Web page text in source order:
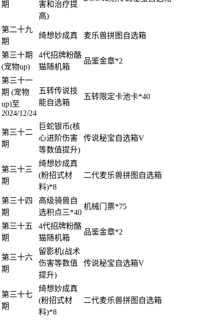
期
害和治疗提
高)
第二十九
期
绮想妙成真 麦乐兽拼图自选箱
第三十期
(宠物up)
4代招牌粉酪
猫随机箱
品鉴金章*2
第三十一
期 (宠物
up)至
2024/12/24
五转传说技
能自选箱
五转限定卡池卡*40
第三十二
期
巨蛇银币(核
心进阶伤害
等数值提升)
传说秘宝自选箱V
第三十三
期
绮想妙成真
(粉招式材
料)*8
二代麦乐兽拼图自选箱
第三十四
期
高级骑兽自
选积点三*40
机械门票*75
第三十五
期
4代招牌粉酪
猫随机箱
品鉴金章*2
第三十六
期
留影机(战术
伤害等数值
提升)
传说秘宝自选箱V
第三十七
期
绮想妙成真
(粉招式材
料)*8
二代麦乐兽拼图自选箱